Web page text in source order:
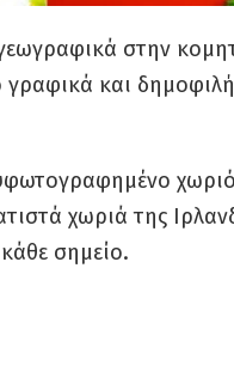
στην
και
χωριά της
σημείο.